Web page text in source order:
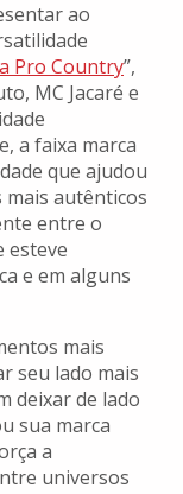
ao
Pro Country”,
MC Jacaré e
a faixa marca
que ajudou
autênticos
entre o
esteve
e em alguns
mais
seu lado mais
deixar de lado
sua marca
a
universos